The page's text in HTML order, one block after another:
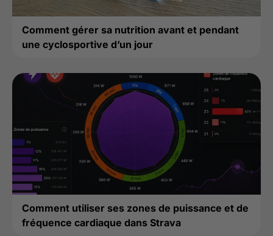
Comment gérer sa nutrition avant et pendant
une cyclosportive d’un jour
Comment utiliser ses zones de puissance et de
fréquence cardiaque dans Strava